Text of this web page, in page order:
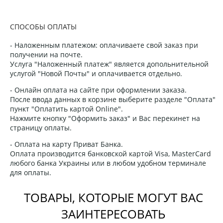
СПОСОБЫ ОПЛАТЫ
- Наложенным платежом: оплачиваете свой заказ при
получении на почте.
Услуга "Наложенный платеж" является допольнительной
услугой "Новой Почты" и оплачивается отдельно.
- Онлайн оплата на сайте при оформлении заказа.
После ввода данных в корзине выберите разделе "Оплата"
пункт "Оплатить картой Online".
Нажмите кнопку "Оформить заказ" и Вас перекинет на
страницу оплаты.
- Оплата на карту Приват Банка.
Оплата производится банковской картой Visa, MasterCard
любого банка Украины или в любом удобном терминале
для оплаты.
ТОВАРЫ, КОТОРЫЕ МОГУТ ВАС
ЗАИНТЕРЕСОВАТЬ